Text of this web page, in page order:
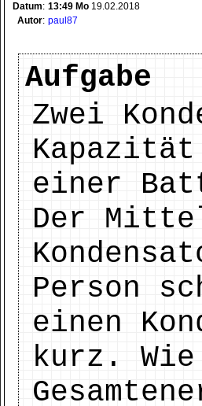
Datum: 13:49 Mo 19.02.2018
Autor: paul87
Aufgabe
Zwei
einer
Der
Person
einen
kurz.